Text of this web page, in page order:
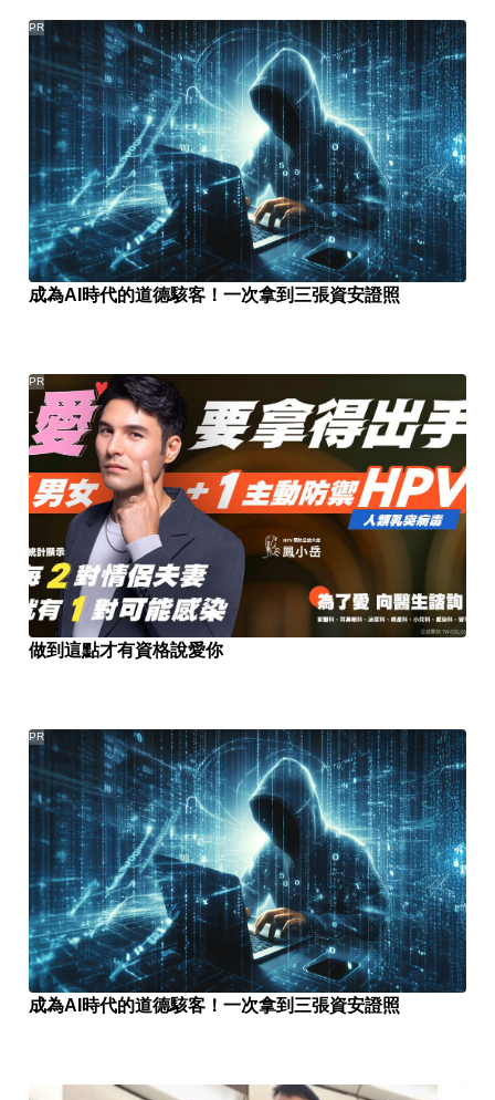
成為AI時代的道德駭客！一次拿到三張資安證照
PR
做到這點才有資格說愛你
PR
成為AI時代的道德駭客！一次拿到三張資安證照
PR